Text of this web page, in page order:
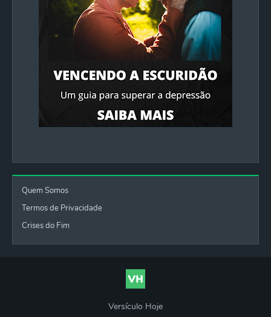
Quem Somos
Termos de Privacidade
Crises do Fim
Versículo Hoje